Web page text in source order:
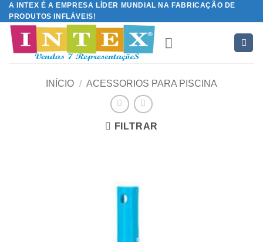
Skip
to
content
A INTEX É A EMPRESA LÍDER MUNDIAL NA FABRICAÇÃO DE
PRODUTOS INFLÁVEIS!
INÍCIO / ACESSORIOS PARA PISCINA
FILTRAR